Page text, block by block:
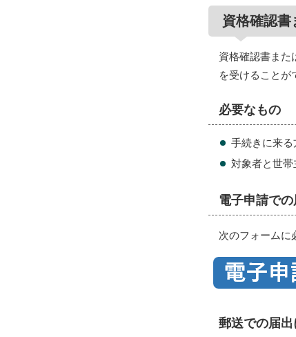
資格確認書
資格確認書また
を受けることが
必要なもの
手続きに来
対象者と世
電子申請で
次のフォームに
郵送での届